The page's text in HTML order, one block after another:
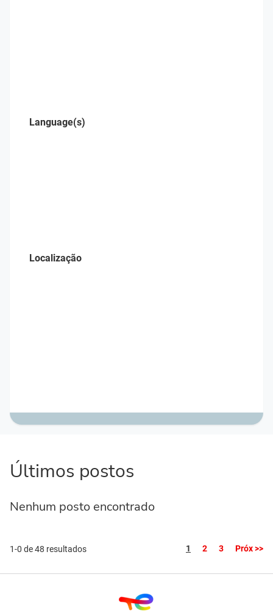
Language(s)
Localização
Últimos postos
Nenhum posto encontrado
1-0 de 48 resultados Página
1 2 3 Próx >>